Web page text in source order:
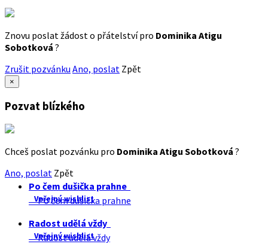
Znovu poslat žádost o přátelství pro Dominika Atigu
Sobotková ?
Zrušit pozvánku Ano, poslat Zpět
×
Pozvat blízkého
Chceš poslat pozvánku pro Dominika Atigu Sobotková ?
Ano, poslat Zpět
Po čem dušička prahne
Veřejný wishlist
Po čem dušička prahne
Radost udělá vždy
Veřejný wishlist
Radost udělá vždy